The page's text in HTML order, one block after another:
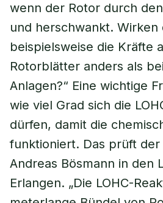
wenn der Rotor durch
und herschwankt. Wirken
beispielsweise die Kräfte
Rotorblätter anders als
Anlagen?“ Eine wichtige
wie viel Grad sich die
dürfen, damit die
funktioniert. Das prüft der
Andreas Bösmann in den
Erlangen. „Die LOHC-